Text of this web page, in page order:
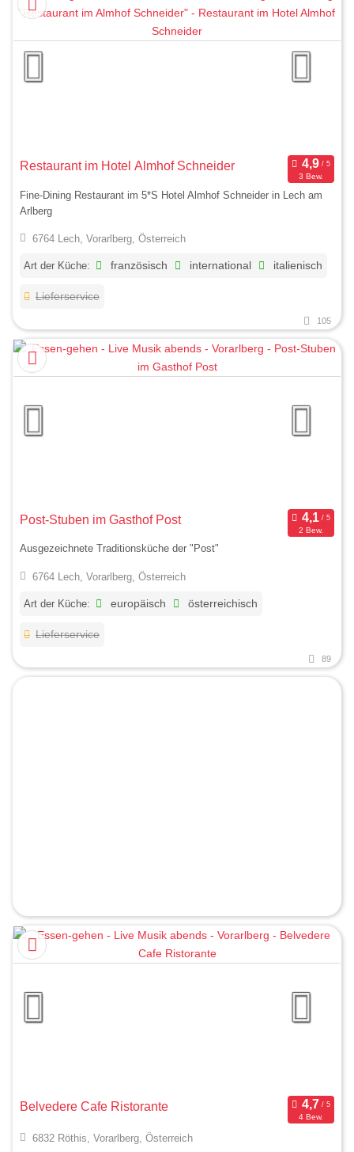
Restaurant im Hotel Almhof Schneider
3 Bew.
Fine-Dining Restaurant im 5*S Hotel Almhof Schneider in Lech am
Arlberg
6764 Lech, Vorarlberg, Österreich
Art der Küche: französisch international italienisch
Lieferservice
105
Post-Stuben im Gasthof Post
2 Bew.
Ausgezeichnete Traditionsküche der "Post"
6764 Lech, Vorarlberg, Österreich
Art der Küche: europäisch österreichisch
Lieferservice
89
Belvedere Cafe Ristorante
4 Bew.
6832 Röthis, Vorarlberg, Österreich